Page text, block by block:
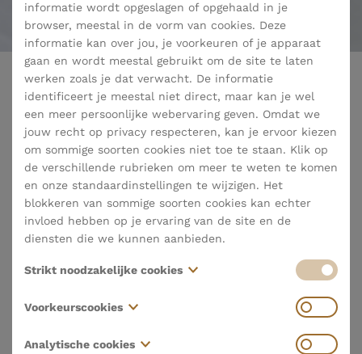
terug naar nieuws
Opnieuw een ster voor La Belle
Vanmiddag in de Handelsbeurs in het centrum van
uit. Restaurant La Belle is voor het dertiende jaar op rij
bekroond met een ster. Het is een erkenning voor het harde
werk van heel het team en van al onze partners die de lat
hoog blijven leggen. Uiteraard doen we dit met hart en ziel
om onze gasten een aangename tijd te laten beleven in La
informatie wordt opgeslagen of opgehaald in je
browser, meestal in de vorm van cookies. Deze
informatie kan over jou, je voorkeuren of je apparaat
gaan en wordt meestal gebruikt om de site te laten
werken zoals je dat verwacht. De informatie
identificeert je meestal niet direct, maar kan je wel
een meer persoonlijke webervaring geven. Omdat we
jouw recht op privacy respecteren, kan je ervoor kiezen
om sommige soorten cookies niet toe te staan. Klik op
de verschillende rubrieken om meer te weten te komen
en onze standaardinstellingen te wijzigen. Het
blokkeren van sommige soorten cookies kan echter
invloed hebben op je ervaring van de site en de
diensten die we kunnen aanbieden.
Strikt noodzakelijke cookies
Deze cookies zijn noodzakelijk voor het functioneren
van de website en kunnen niet worden uitgeschakeld
in onze systemen. Ze worden meestal alleen ingesteld
Voorkeurscookies
Deze cookies, ook wel "functionaliteitscookies"
Analytische cookies